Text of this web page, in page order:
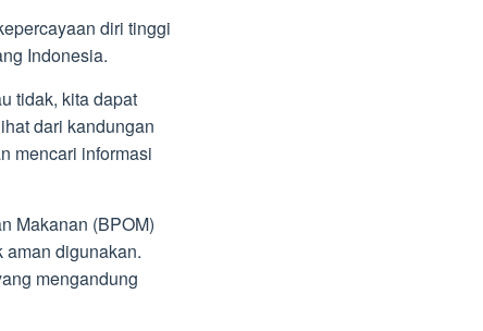
diri tinggi
Indonesia.
tidak, kita dapat
dari kandungan
mencari informasi
Makanan (BPOM)
aman digunakan.
mengandung